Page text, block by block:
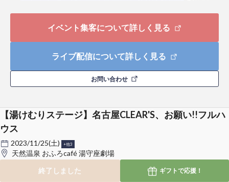
イベント集客について詳しく見る
ライブ配信について詳しく見る
お問い合わせ
【湯けむりステージ】名古屋CLEAR'S、お願い!!フルハ
ウス
2023/11/25(土) +他3
天然温泉 おふろcafé 湯守座劇場
終了しました
ギフトで応援！